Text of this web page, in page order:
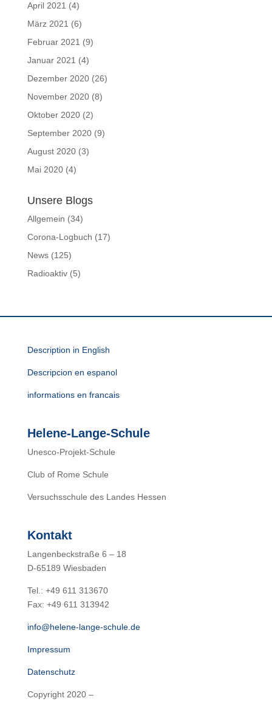
April 2021 (4)
März 2021 (6)
Februar 2021 (9)
Januar 2021 (4)
Dezember 2020(26)
November 2020(8)
Oktober 2020(2)
September 2020(9)
August 2020(3)
Mai 2020(4)
Unsere Blogs
Allgemein (34)
Corona-Logbuch (17)
News(125)
Radioaktiv(5)
Description in English
Descripcion en espanol
informations en francais
Helene-Lange-Schule
Unesco-Projekt-Schule
Club of Rome Schule
Versuchsschule des Landes Hessen
Kontakt
Langenbeckstraße 6 – 18
D-65189 Wiesbaden
Tel.: +49 611 313670
Fax: +49 611 313942
info@helene-lange-schule.de
Impressum
Datenschutz
Copyright 2020 –